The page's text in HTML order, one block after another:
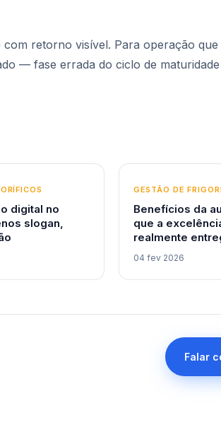
retorno visível. Para operação
— fase errada do ciclo de
digital no
slogan,
GESTÃO DE
Benefícios da
que a
realmente
04 fev 2026
Falar